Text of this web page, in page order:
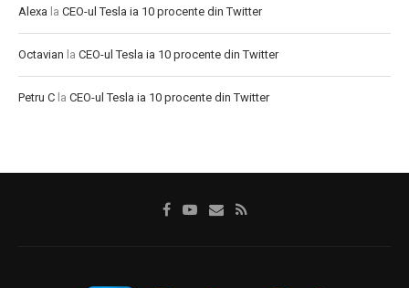
Alexa la CEO-ul Tesla ia 10 procente din Twitter
Octavian la CEO-ul Tesla ia 10 procente din Twitter
Petru C la CEO-ul Tesla ia 10 procente din Twitter